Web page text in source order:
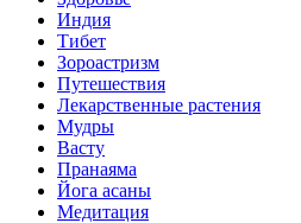
Индия
Тибет
Зороастризм
Путешествия
Лекарственные растения
Мудры
Васту
Пранаяма
Йога асаны
Медитация